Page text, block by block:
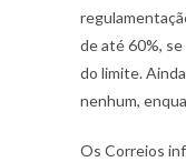
de até 60%,
do limite.
nenhum,
Os Correios